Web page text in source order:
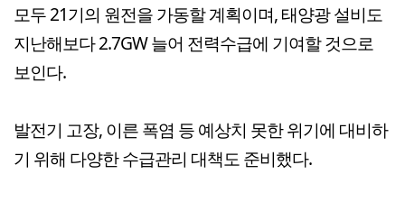
모두 21기의 원전을 가동할 계획이며, 태양광 설비도
지난해보다 2.7GW 늘어 전력수급에 기여할 것으로
보인다.
발전기 고장, 이른 폭염 등 예상치 못한 위기에 대비하
기 위해 다양한 수급관리 대책도 준비했다.